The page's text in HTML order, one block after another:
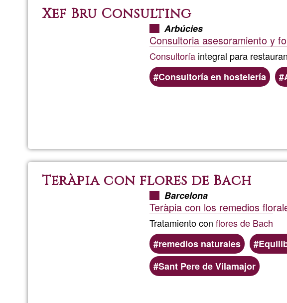
Xef Bru Consulting
Arbúcies
Consultoria asesoramiento y
Consultoría integral para
Consultoría en hostelería
Teràpia con flores de Bach
Barcelona
Teràpia con los remedios
Tratamiento con flores de Bach
remedios naturales
Sant Pere de Vilamajor